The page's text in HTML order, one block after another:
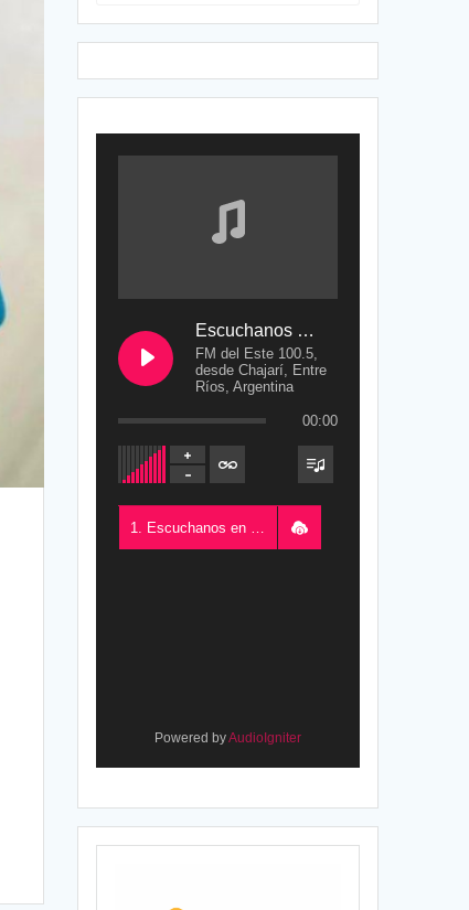
Escuchanos en Vivo
FM del Este 100.5,
desde Chajarí, Entre
Ríos, Argentina
00:00
1. Escuchanos en Vivo - FM del Este 100.5, desde Chajarí, Entre Ríos, Argentina
Powered byAudioIgniter